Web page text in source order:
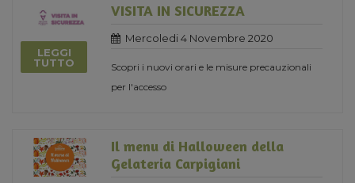
LEGGI
TUTTO
VISITA IN SICUREZZA
Mercoledi 4 Novembre 2020
Scopri i nuovi orari e le misure precauzionali
per l'accesso
Il menu di Halloween della
Gelateria Carpigiani